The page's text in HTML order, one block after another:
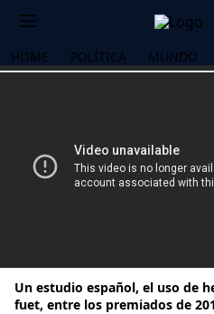
HOME POLÍTICA MUNDO
Un estudio español, el uso de
fuet, entre los premiados de